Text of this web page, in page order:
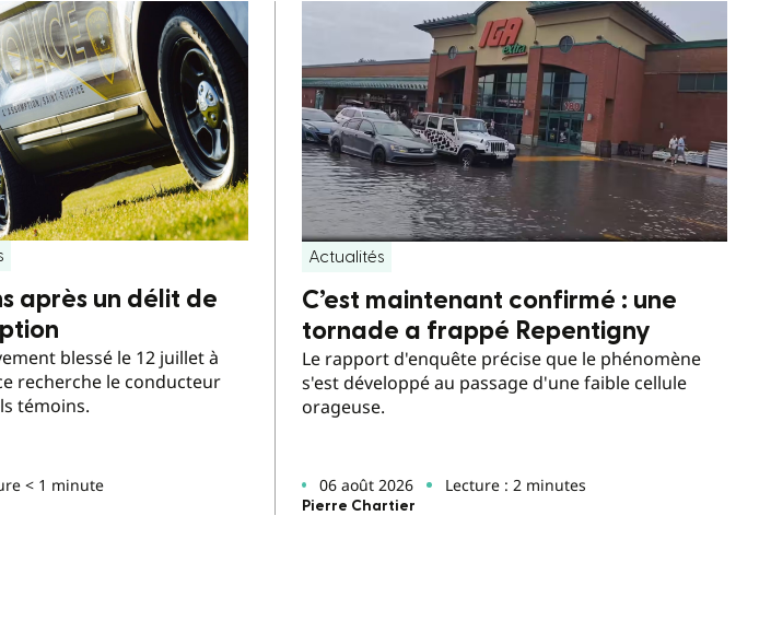
après un délit de
blessé le 12 juillet à
recherche le conducteur
témoins.
< 1 minute
Actualités
C’est maintenant confirmé : une
tornade a frappé Repentigny
Le rapport d'enquête précise que le phénomène
s'est développé au passage d'une faible cellule
orageuse.
06 août 2026 Lecture : 2 minutes
Pierre Chartier